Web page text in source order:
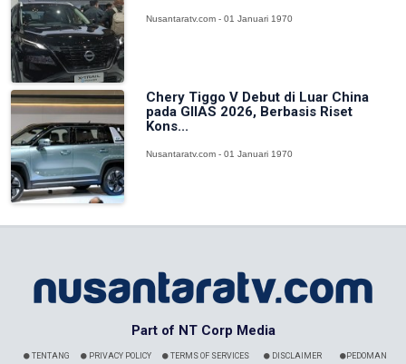
Nusantaratv.com - 01 Januari 1970
Chery Tiggo V Debut di Luar China
pada GIIAS 2026, Berbasis Riset
Kons...
Nusantaratv.com - 01 Januari 1970
Part of NT Corp Media
TENTANG PRIVACY POLICY TERMS OF SERVICES DISCLAIMER PEDOMAN